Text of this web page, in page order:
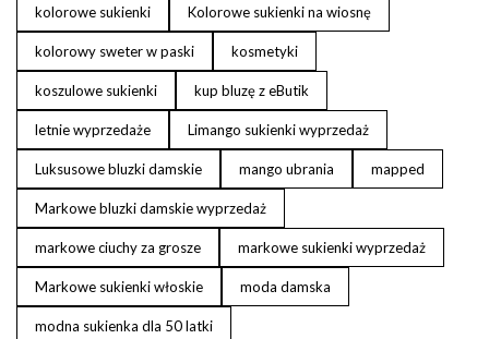
kolorowe sukienki Kolorowe sukienki na wiosnę
kolorowy sweter w paski kosmetyki
koszulowe sukienki kup bluzę z eButik
letnie wyprzedaże Limango sukienki wyprzedaż
Luksusowe bluzki damskie mango ubrania mapped
Markowe bluzki damskie wyprzedaż
markowe ciuchy za grosze markowe sukienki wyprzedaż
Markowe sukienki włoskie moda damska
modna sukienka dla 50 latki